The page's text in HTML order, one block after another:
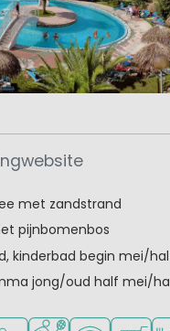
met zandstrand
pijnbomenbos
kinderbad begin mei/
jong/oud half mei/
voor jonge
Veel WiFi